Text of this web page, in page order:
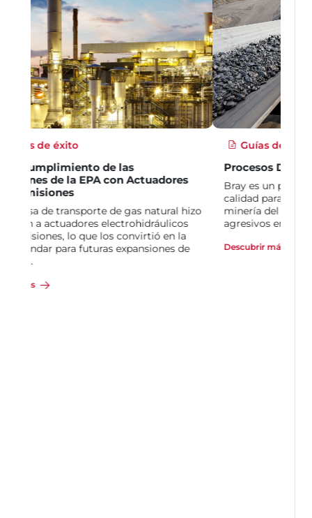
Guías de aplicación
Procesos De Minería Del Carbón
Bray es un proveedor líder de válvulas de alta
calidad para aplicaciones exigentes en la
minería del carbón, incluyendo slurry
agresivos en operaciones de procesamiento.
Descubrir más